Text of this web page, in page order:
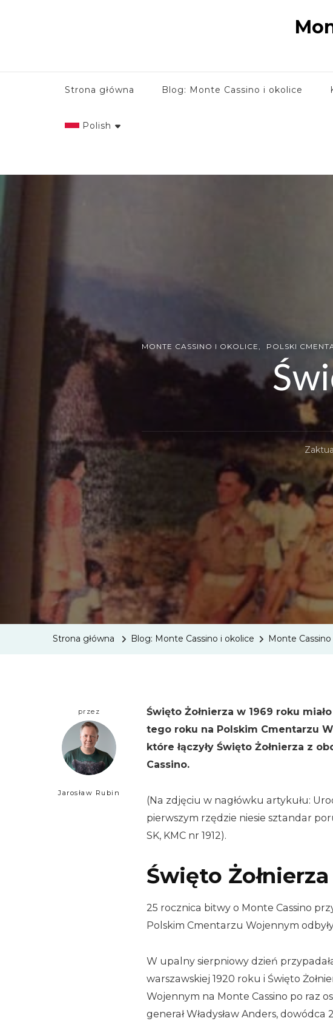
Strona główna Blog: Monte Cassino i okolice
Polish
MONTE CASSINO I OKOLICE POLSKI
Strona główna Blog: Monte Cassino i okolice Monte
przez
Jarosław Rubin
Święto Żołnierza w 1969 roku
tego roku na Polskim Cmentarzu
które łączyły Święto Żołnierza z
Cassino.
(Na zdjęciu w nagłówku artykułu:
pierwszym rzędzie niesie sztandar
SK, KMC nr 1912).
Święto Żołnierza
25 rocznica bitwy o Monte Cassino
Polskim Cmentarzu Wojennym odbyły
W upalny sierpniowy dzień
warszawskiej 1920 roku i Święto
Wojennym na Monte Cassino po raz
generał Władysław Anders, dowódca